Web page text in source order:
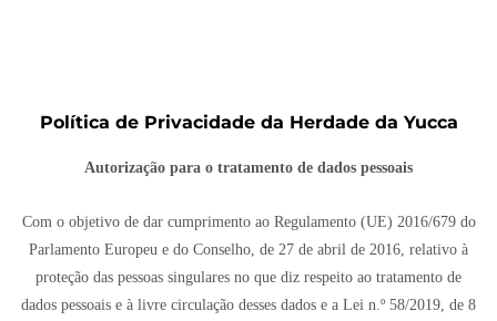
Política de Privacidade da Herdade da Yucca
Autorização para o tratamento de dados pessoais
Com o objetivo de dar cumprimento ao Regulamento (UE) 2016/679 do
Parlamento Europeu e do Conselho, de 27 de abril de 2016, relativo à
proteção das pessoas singulares no que diz respeito ao tratamento de
dados pessoais e à livre circulação desses dados e a Lei n.º 58/2019, de 8